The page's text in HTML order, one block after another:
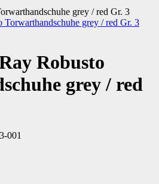
grey / red Gr. 3
Robusto
grey / red
001